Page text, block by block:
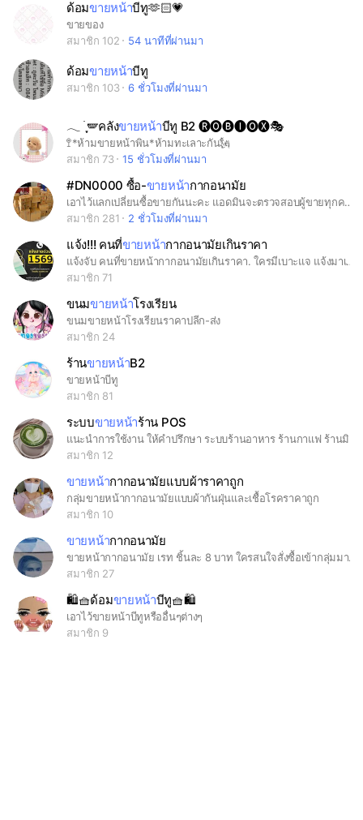
ด้อมขายหน้าบีทู🫶🏻💗
ขายของ
สมาชิก 102
54 นาทีที่ผ่านมา
ด้อมขายหน้าบีทู
สมาชิก 103 6 ชั่วโมงที่ผ่านมา
𓂃 ࣪ ִֶָ🪽คลังขายหน้าบีทู B2 🅡🅞🅑🅘🅞🅧🎭
🚏*ห้ามขายหน้าพิน*ห้ามทะเลาะกัน🗽
สมาชิก 73
15 ชั่วโมงที่ผ่านมา
#DN0000 ซื้อ-ขายหน้ากากอนามัย
เอาไว้แลกเปลี่ยนซื้อขายกันนะคะ แอดมินจะตรวจสอบผู้ขายทุกคนให้ห้องนี้น่าอยู่ และถึงแม้กระแสหน้ากากจะหมดไปเราจะทำห้องนี้ให้เป็นห้องรวมสินค้าต่างๆที่มีทั้งคนซื้อและคนขาย เอาให้เป็นโรงเกลือออนไลน์ไปเลย สู้ๆนะคะทุกคน #หน้ากากอนามัย #แมสราคาส่ง
สมาชิก 281
2 ชั่วโมงที่ผ่านมา
แจ้ง!!! คนที่ขายหน้ากากอนามัยเกินราคา
แจ้งจับ คนที่ขายหน้ากากอนามัยเกินราคา. ใครมีเบาะแจ แจ้งมาเลย. แนะที่สำคัญห้ามขายของสงสารหย่อยเนอะๆ ใครฝ่าฝีน ลบสถานเดียว 😤
สมาชิก 71
ขนมขายหน้าโรงเรียน
ขนมขายหน้าโรงเรียนราคาปลีก-ส่ง
สมาชิก 24
ร้านขายหน้าB2
ขายหน้าบีทู
สมาชิก 81
ระบบขายหน้าร้าน POS
สมาชิก 12
ขายหน้ากากอนามัยแบบผ้าราคาถูก
กลุ่มขายหน้ากากอนามัยแบบผ้ากันฝุ่นและเชื้อโรคราคาถูก
สมาชิก 10
ขายหน้ากากอนามัย
ขายหน้ากากอนามัย เรท ชิ้นละ 8 บาท ใครสนใจสั่งซื้อเข้ากลุ่มมาได้เลยจ้าา ไม่โกง โกงไปทำไมคนทำมาหากินด้วยกัน
สมาชิก 27
🛍️🧺ด้อมขายหน้าบีทู🧺🛍️
เอาไว้ขายหน้าบีทูหรืออื่นๆต่างๆ
สมาชิก 9